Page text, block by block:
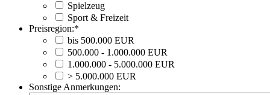
Spielzeug
Sport & Freizeit
Preisregion:*
bis 500.000 EUR
500.000 - 1.000.000 EUR
1.000.000 - 5.000.000 EUR
> 5.000.000 EUR
Sonstige Anmerkungen: